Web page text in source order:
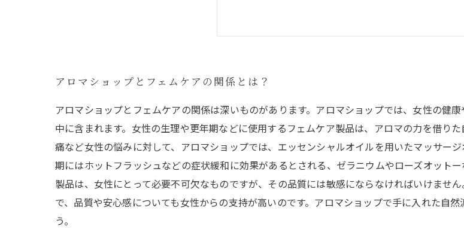
アロマショップとフェムケアの関係とは？
アロマショップとフェムケアの関係は深いものがあります。アロマショップでは、女性の健
中に含まれます。女性の生理や更年期などに使用するフェムケア製品は、アロマの力を借り
痛など女性の悩みに対して、アロマショップでは、エッセンシャルオイルを用いたマッサー
期にはホットフラッシュなどの症状緩和に効果があるとされる、ゼラニウムやローズオット
製品は、女性にとって必要不可欠なものですが、その品質には敏感にならなければいけませ
で、品質や安心感についても女性からの支持が高いのです。アロマショップで手に入れた自
う。